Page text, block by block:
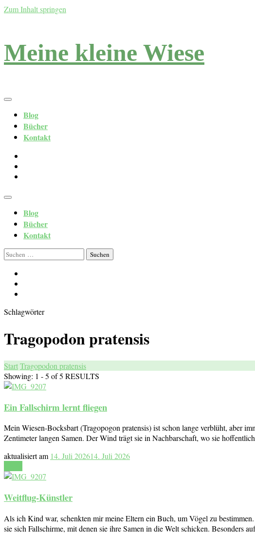
Zum Inhalt springen
Meine kleine Wiese
Blog
Bücher
Kontakt
Blog
Bücher
Kontakt
Suchen
nach:
Schlagwörter
Tragopodon pratensis
StartTragopodon pratensis
Showing: 1 - 5 of 5 RESULTS
Ein Fallschirm lernt fliegen
Mein Wiesen-Bocksbart (Tragopogon pratensis) ist schon lange verblüht, aber
Zentimeter langen Samen. Der Wind trägt sie in Nachbarschaft, wo sie
aktualisiert am 14. Juli 202614. Juli 2026
Weitflug-Künstler
Als ich Kind war, schenkten mir meine Eltern ein Buch, um Vögel zu
sie sich Fallschirme, mit denen sie ihre Samen in die Welt schicken. Besonders